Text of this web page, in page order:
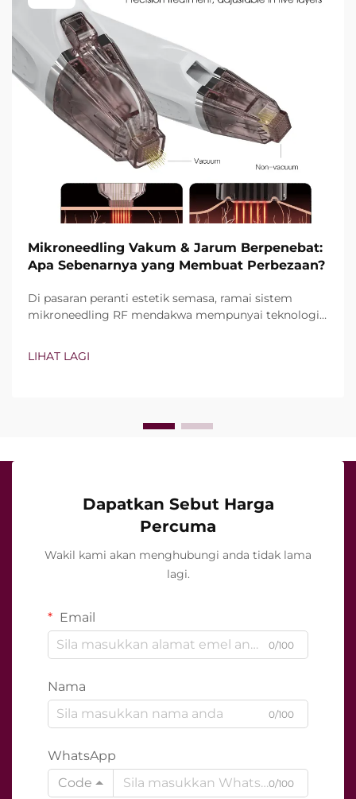
Mikroneedling Vakum & Jarum Berpenebat:
Apa Sebenarnya yang Membuat Perbezaan?
Di pasaran peranti estetik semasa, ramai sistem
mikroneedling RF mendakwa mempunyai teknologi
wujud, tetapi bagaimana tepatnya ciri-ciri ini
LIHAT LAGI
Dapatkan Sebut Harga
Percuma
Wakil kami akan menghubungi anda tidak lama
lagi.
Email
0/100
Nama
0/100
WhatsApp
Code
0/100